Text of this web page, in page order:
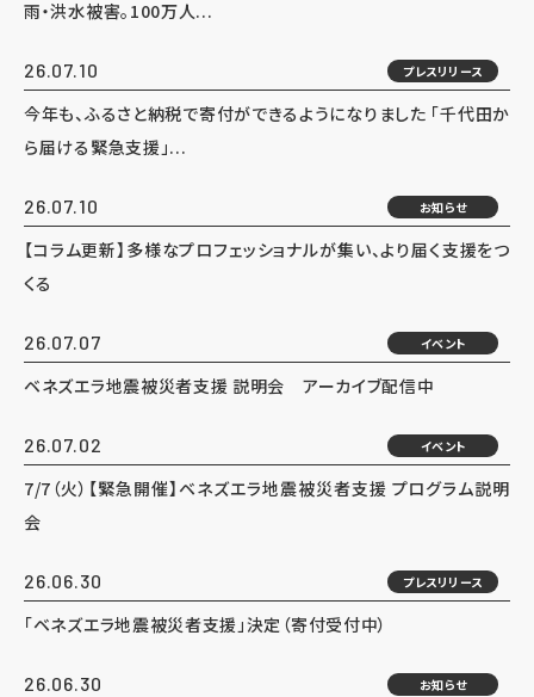
雨・洪水被害。100万人...
26.07.10 プレスリリース
今年も、ふるさと納税で寄付ができるようになりました 「千代田か
ら届ける緊急支援」...
26.07.10 お知らせ
【コラム更新】多様なプロフェッショナルが集い、より届く支援をつ
くる
26.07.07 イベント
ベネズエラ地震被災者支援 説明会 アーカイブ配信中
26.07.02 イベント
7/7（火）【緊急開催】ベネズエラ地震被災者支援 プログラム説明
会
26.06.30 プレスリリース
「ベネズエラ地震被災者支援」決定（寄付受付中）
26.06.30 お知らせ